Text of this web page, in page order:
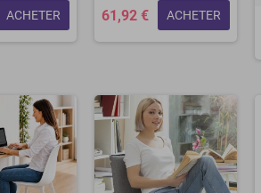
ACHETER 61,92 € ACHETER